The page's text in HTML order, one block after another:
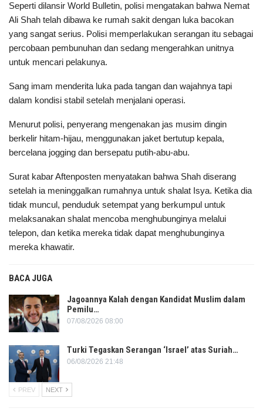
Seperti dilansir World Bulletin, polisi mengatakan bahwa Nemat
Ali Shah telah dibawa ke rumah sakit dengan luka bacokan
yang sangat serius. Polisi memperlakukan serangan itu sebagai
percobaan pembunuhan dan sedang mengerahkan unitnya
untuk mencari pelakunya.
Sang imam menderita luka pada tangan dan wajahnya tapi
dalam kondisi stabil setelah menjalani operasi.
Menurut polisi, penyerang mengenakan jas musim dingin
berkelir hitam-hijau, menggunakan jaket bertutup kepala,
bercelana jogging dan bersepatu putih-abu-abu.
Surat kabar Aftenposten menyatakan bahwa Shah diserang
setelah ia meninggalkan rumahnya untuk shalat Isya. Ketika dia
tidak muncul, penduduk setempat yang berkumpul untuk
melaksanakan shalat mencoba menghubunginya melalui
telepon, dan ketika mereka tidak dapat menghubunginya
mereka khawatir.
BACA JUGA
Jagoannya Kalah dengan Kandidat Muslim dalam
Pemilu…
07/08/2026 08:00
Turki Tegaskan Serangan ‘Israel’ atas Suriah…
06/08/2026 21:48
PREV NEXT